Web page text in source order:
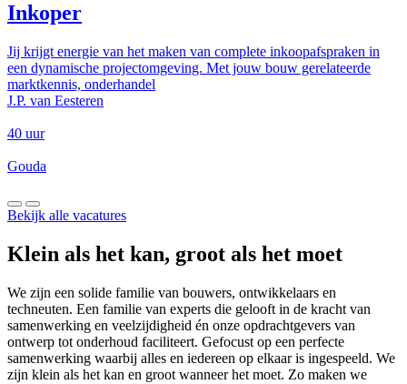
Inkoper
Jij krijgt energie van het maken van complete inkoopafspraken in
een dynamische projectomgeving. Met jouw bouw gerelateerde
marktkennis, onderhandel
J.P. van Eesteren
40 uur
Gouda
Bekijk alle vacatures
Klein als het kan, groot als het moet
We zijn een solide familie van bouwers, ontwikkelaars en
techneuten. Een familie van experts die gelooft in de kracht van
samenwerking en veelzijdigheid én onze opdrachtgevers van
ontwerp tot onderhoud faciliteert. Gefocust op een perfecte
samenwerking waarbij alles en iedereen op elkaar is ingespeeld. We
zijn klein als het kan en groot wanneer het moet. Zo maken we